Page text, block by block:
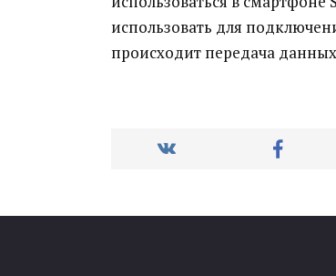
использовать для
происходит передача